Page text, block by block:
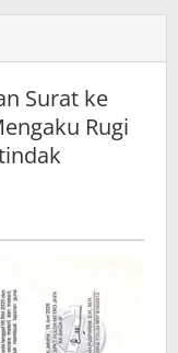
Surat ke
Rugi